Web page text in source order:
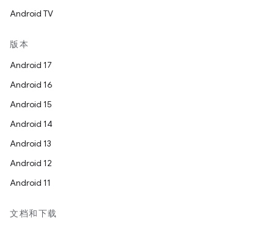
Android TV
版本
Android 17
Android 16
Android 15
Android 14
Android 13
Android 12
Android 11
文档和下载